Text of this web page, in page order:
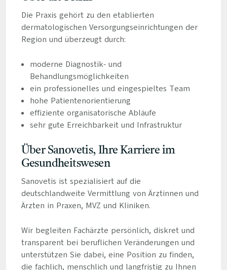
Die Praxis gehört zu den etablierten
dermatologischen Versorgungseinrichtungen der
Region und überzeugt durch:
moderne Diagnostik- und
Behandlungsmöglichkeiten
ein professionelles und eingespieltes Team
hohe Patientenorientierung
effiziente organisatorische Abläufe
sehr gute Erreichbarkeit und Infrastruktur
Über Sanovetis, Ihre Karriere im
Gesundheitswesen
Sanovetis ist spezialisiert auf die
deutschlandweite Vermittlung von Ärztinnen und
Ärzten in Praxen, MVZ und Kliniken.
Wir begleiten Fachärzte persönlich, diskret und
transparent bei beruflichen Veränderungen und
unterstützen Sie dabei, eine Position zu finden,
die fachlich, menschlich und langfristig zu Ihnen